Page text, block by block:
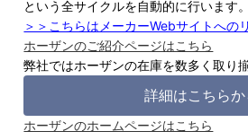
という全サイクルを自動的に行います。
＞＞こちらはメーカーWebサイトへの
ホーザンのご紹介ページはこちら
弊社ではホーザンの在庫を数多く取り
詳細はこちらか
ホーザンのホームページはこちら